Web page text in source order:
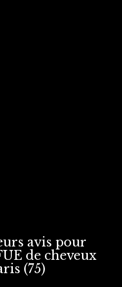
avis pour
de cheveux
(75)